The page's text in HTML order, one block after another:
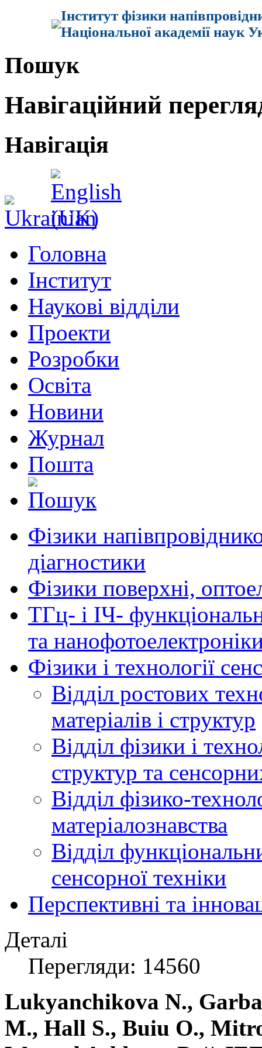
Інститут фізики
Національної академії наук
Пошук
Навігаційний
Навігація
Головна
Інститут
Наукові відділи
Проекти
Розробки
Освіта
Новини
Журнал
Пошта
Фізики
діагностики
Фізики поверхні,
ТГц- і ІЧ-
та
Фізики і технології
Відділ ростових
матеріалів і структур
Відділ фізики і
структур та
Відділ фізико-
матеріалознавства
Відділ
сенсорної техніки
Перспективні та
Деталі
Перегляди: 14560
Lukyanchikova N.,
M., Hall S., Buiu O.,